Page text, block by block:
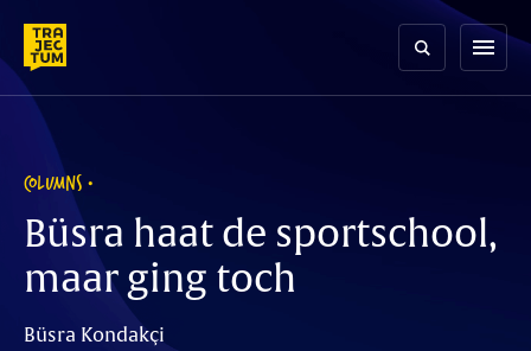
content
menu
COLUMNS
Büsra haat de sportschool,
maar ging toch
Büsra Kondakçi